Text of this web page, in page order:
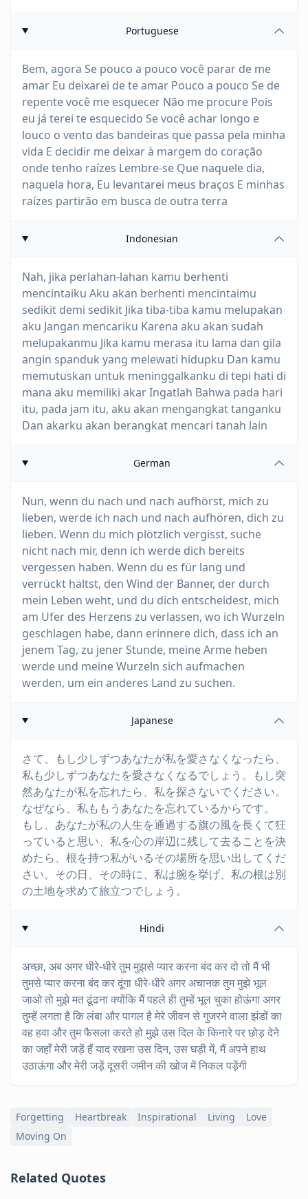
Portuguese
Bem, agora Se pouco a pouco você parar de me
amar Eu deixarei de te amar Pouco a pouco Se de
repente você me esquecer Não me procure Pois
eu já terei te esquecido Se você achar longo e
louco o vento das bandeiras que passa pela minha
vida E decidir me deixar à margem do coração
onde tenho raízes Lembre-se Que naquele dia,
naquela hora, Eu levantarei meus braços E minhas
raízes partirão em busca de outra terra
Indonesian
Nah, jika perlahan-lahan kamu berhenti
mencintaiku Aku akan berhenti mencintaimu
sedikit demi sedikit Jika tiba-tiba kamu melupakan
aku Jangan mencariku Karena aku akan sudah
melupakanmu Jika kamu merasa itu lama dan gila
angin spanduk yang melewati hidupku Dan kamu
memutuskan untuk meninggalkanku di tepi hati di
mana aku memiliki akar Ingatlah Bahwa pada hari
itu, pada jam itu, aku akan mengangkat tanganku
Dan akarku akan berangkat mencari tanah lain
German
Nun, wenn du nach und nach aufhörst, mich zu
lieben, werde ich nach und nach aufhören, dich zu
lieben. Wenn du mich plötzlich vergisst, suche
nicht nach mir, denn ich werde dich bereits
vergessen haben. Wenn du es für lang und
verrückt hältst, den Wind der Banner, der durch
mein Leben weht, und du dich entscheidest, mich
am Ufer des Herzens zu verlassen, wo ich Wurzeln
geschlagen habe, dann erinnere dich, dass ich an
jenem Tag, zu jener Stunde, meine Arme heben
werde und meine Wurzeln sich aufmachen
werden, um ein anderes Land zu suchen.
Japanese
さて、もし少しずつあなたが私を愛さなくなったら、
私も少しずつあなたを愛さなくなるでしょう。もし突
然あなたが私を忘れたら、私を探さないでください。
なぜなら、私ももうあなたを忘れているからです。
もし、あなたが私の人生を通過する旗の風を長くて狂
っていると思い、私を心の岸辺に残して去ることを決
めたら、根を持つ私がいるその場所を思い出してくだ
さい。その日、その時に、私は腕を挙げ、私の根は別
の土地を求めて旅立つでしょう。
Hindi
अच्छा, अब अगर धीरे-धीरे तुम मुझसे प्यार करना बंद कर दो तो मैं भी
तुमसे प्यार करना बंद कर दूंगा धीरे-धीरे अगर अचानक तुम मुझे भूल
जाओ तो मुझे मत ढूंढना क्योंकि मैं पहले ही तुम्हें भूल चुका होऊंगा अगर
तुम्हें लगता है कि लंबा और पागल है मेरे जीवन से गुजरने वाला झंडों का
वह हवा और तुम फैसला करते हो मुझे उस दिल के किनारे पर छोड़ देने
का जहाँ मेरी जड़ें हैं याद रखना उस दिन, उस घड़ी में, मैं अपने हाथ
उठाऊंगा और मेरी जड़ें दूसरी जमीन की खोज में निकल पड़ेंगी
Forgetting Heartbreak Inspirational Living
Love
Moving On
Related Quotes